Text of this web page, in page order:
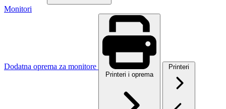
Monitori
Dodatna oprema za monitore
Printeri i oprema
Printeri